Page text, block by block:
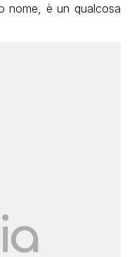
nome, è un qualcosa